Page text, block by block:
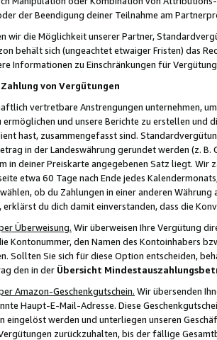
der Beendigung deiner Teilnahme am
wir die Möglichkeit unserer Partner,
behält sich (ungeachtet etwaiger Fristen) das
Informationen zu Einschränkungen für
von Vergütungen
vertretbare Anstrengungen unternehmen,
und unsere Berichte zu erstellen und
hast, zusammengefasst sind.
in der Landeswährung gerundet werden (z.
in deiner Preiskarte angegebenen Satz liegt.
etwa 60 Tage nach Ende jedes
ob du Zahlungen in einer anderen
du dich damit einverstanden, dass die
Überweisung. Wir überweisen Ihre Vergütung
Kontonummer, den Namen des Kontoinhabers
Sollten Sie sich für diese Option entscheiden,
den in der Übersicht
Amazon-Geschenkgutschein. Wir übersenden
Haupt-E-Mail-Adresse. Diese
eingelöst werden und unterliegen unseren
zurückzuhalten, bis der fällige